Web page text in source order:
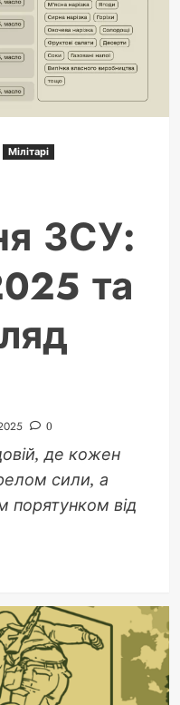
Мілітарі
ЗСУ:
та
0
де кожен
сили, а
порятунком від